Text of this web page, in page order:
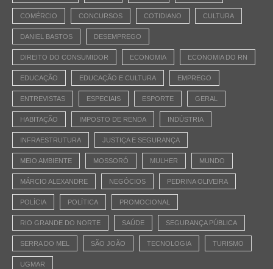
COMÉRCIO CONCURSOS COTIDIANO CULTURA
DANIEL BASTOS DESEMPREGO
DIREITO DO CONSUMIDOR ECONOMIA ECONOMIA DO RN
EDUCAÇÃO EDUCAÇÃO E CULTURA EMPREGO
ENTREVISTAS ESPECIAIS ESPORTE GERAL
HABITAÇÃO IMPOSTO DE RENDA INDÚSTRIA
INFRAESTRUTURA JUSTIÇA E SEGURANÇA
MEIO AMBIENTE MOSSORÓ MULHER MUNDO
MÁRCIO ALEXANDRE NEGÓCIOS PEDRINA OLIVEIRA
POLÍCIA POLÍTICA PROMOCIONAL
RIO GRANDE DO NORTE SAÚDE SEGURANÇA PÚBLICA
SERRA DO MEL SÃO JOÃO TECNOLOGIA TURISMO
UGMAR